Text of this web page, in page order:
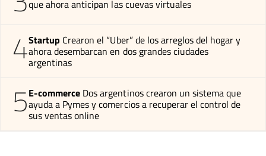
que ahora anticipan las cuevas virtuales
4Startup Crearon el “Uber” de los arreglos del hogar y
ahora desembarcan en dos grandes ciudades
argentinas
5E-commerce Dos argentinos crearon un sistema que
ayuda a Pymes y comercios a recuperar el control de
sus ventas online